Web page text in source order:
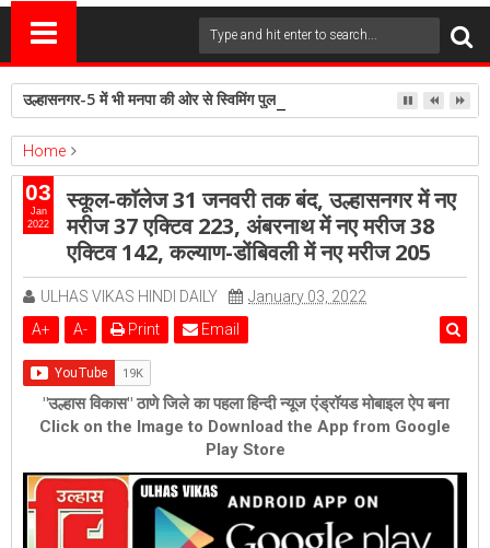
उल्हासनगर-5 में भी मनपा की ओर से स्विमिंग पुल सुविधा हो- शेरी लुंड
Home
ambernath
Featured kalyan
ulhasnagar
स्कूल-काॅलेज 31 जनवरी तक बंद, उल्हासनगर में नए मरीज 37 एक्टिव 223, अंबरनाथ
में नए मरीज 38 एक्टिव 142, कल्याण-डोंबिवली में नए मरीज 205
स्कूल-काॅलेज 31 जनवरी तक बंद, उल्हासनगर में नए
मरीज 37 एक्टिव 223, अंबरनाथ में नए मरीज 38
एक्टिव 142, कल्याण-डोंबिवली में नए मरीज 205
ULHAS VIKAS HINDI DAILY
January 03, 2022
A+ A- Print Email
"उल्हास विकास" ठाणे जिले का पहला हिन्दी न्यूज एंड्रॉयड मोबाइल ऐप बना
Click on the Image to Download the App from Google
Play Store
03
Jan
2022